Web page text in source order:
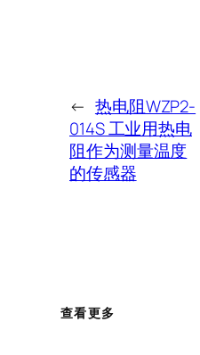
← 热电阻WZP2-
014S 工业用热电
阻作为测量温度
的传感器
查看更多